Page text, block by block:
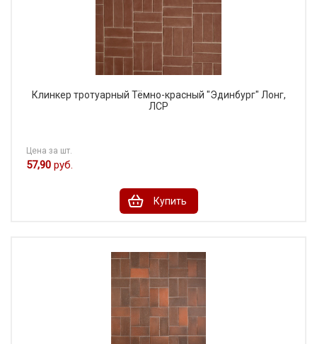
Клинкер тротуарный Тёмно-красный "Эдинбург" Лонг,
ЛСР
Цена за шт.
57,90 руб.
Купить